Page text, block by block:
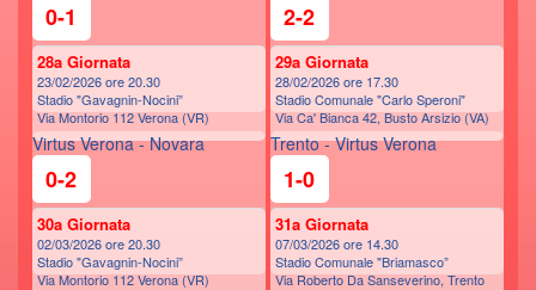
0-1
28a Giornata
23/02/2026 ore 20.30
Stadio "Gavagnin-Nocini”
Via Montorio 112 Verona (VR)
2-2
29a Giornata
28/02/2026 ore 17.30
Stadio Comunale "Carlo Speroni"
Via Ca' Bianca 42, Busto Arsizio (VA)
Virtus Verona - Novara
0-2
30a Giornata
02/03/2026 ore 20.30
Stadio "Gavagnin-Nocini”
Via Montorio 112 Verona (VR)
Trento - Virtus Verona
1-0
31a Giornata
07/03/2026 ore 14.30
Stadio Comunale "Briamasco”
Via Roberto Da Sanseverino, Trento